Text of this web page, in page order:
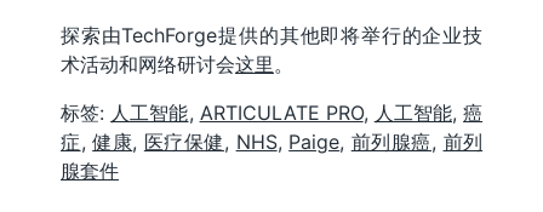
探索由TechForge提供的其他即将举行的企业技
术活动和网络研讨会这里 。
标签: 人工智能, ARTICULATE PRO, 人工智能,癌
症,健康, 医疗保健, NHS, Paige, 前列腺癌, 前列
腺套件